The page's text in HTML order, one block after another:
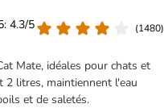
4.3/5
(1480)
Mate, idéales pour chats et
2 litres, maintiennent l'eau
et de saletés.